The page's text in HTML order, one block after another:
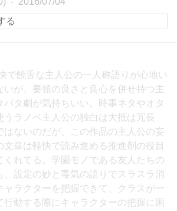
で饒舌な主人公の一人称語りが心地い
いが、要領の良さと良心を併せ持つ主
バタ劇が気持ちいい。時事ネタやオタ
うラノベ主人公の独白は大抵は冗長
はないのだが、この作品の主人公の妄
文章は軽快で読み進める推進剤の役目
くれてる。学園モノである友人たちの
、設定の妙と毒気の語りでスラスラ消
ャラクターを把握できて、クラスが一
行動する際にキャラクターの把握に困